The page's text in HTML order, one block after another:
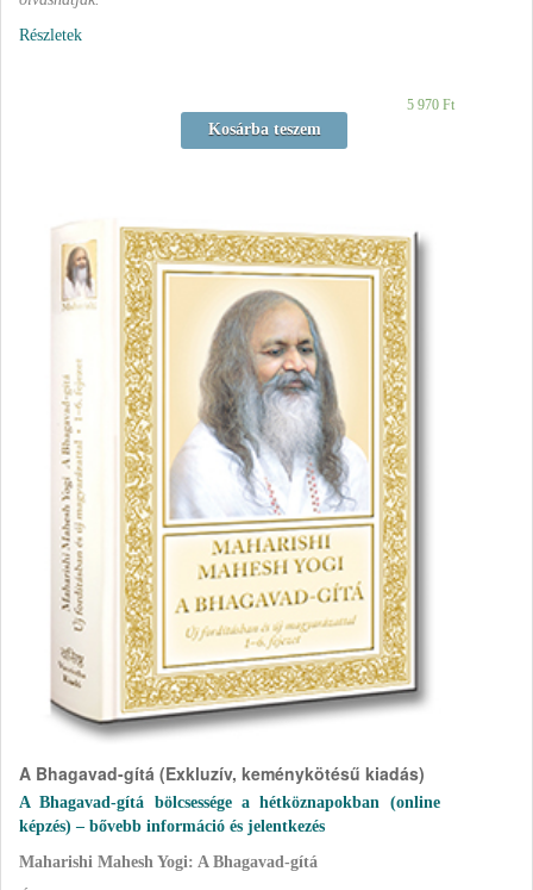
Részletek
5 970 Ft
Kosárba teszem
A Bhagavad-gítá (Exkluzív, keménykötésű kiadás)
A Bhagavad-gítá bölcsessége a hétköznapokban (online
képzés) – bővebb információ és jelentkezés
Maharishi Mahesh Yogi: A Bhagavad-gítá